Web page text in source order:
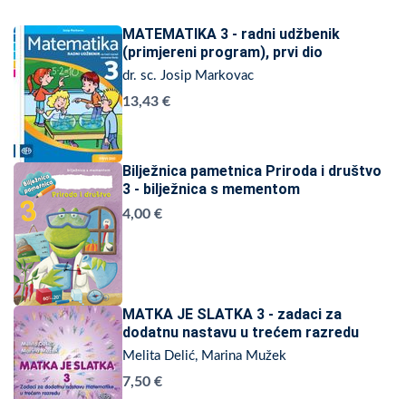
MATEMATIKA 3 - radni udžbenik
(primjereni program), prvi dio
dr. sc. Josip Markovac
13,43 €
Bilježnica pametnica Priroda i društvo
3 - bilježnica s mementom
4,00 €
MATKA JE SLATKA 3 - zadaci za
dodatnu nastavu u trećem razredu
Melita Delić, Marina Mužek
7,50 €